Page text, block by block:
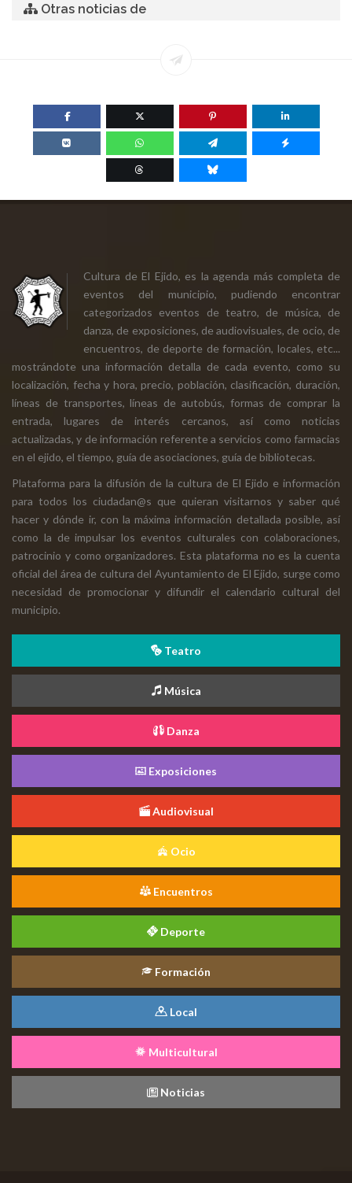
Otras noticias de
Cultura de El Ejido, es la agenda más completa de
eventos del municipio, pudiendo encontrar
categorizados eventos de teatro, de música, de
danza, de exposiciones, de audiovisuales, de ocio, de
encuentros, de deporte de formación, locales, etc...
mostrándote una información detalla de cada evento, como su
localización, fecha y hora, precio, población, clasificación, duración,
líneas de transportes, líneas de autobús, formas de comprar la
entrada, lugares de interés cercanos, así como noticias
actualizadas, y de información referente a servicios como farmacias
en el ejido, el tiempo, guía de asociaciones, guía de bibliotecas.
Plataforma para la difusión de la cultura de El Ejido e información
para todos los ciudadan@s que quieran visitarnos y saber qué
hacer y dónde ir, con la máxima información detallada posible, así
como la de impulsar los eventos culturales con colaboraciones,
patrocinio y como organizadores. Esta plataforma no es la cuenta
oficial del área de cultura del Ayuntamiento de El Ejido, surge como
necesidad de promocionar y difundir el calendario cultural del
municipio.
Teatro
Música
Danza
Exposiciones
Audiovisual
Ocio
Encuentros
Deporte
Formación
Local
Multicultural
Noticias